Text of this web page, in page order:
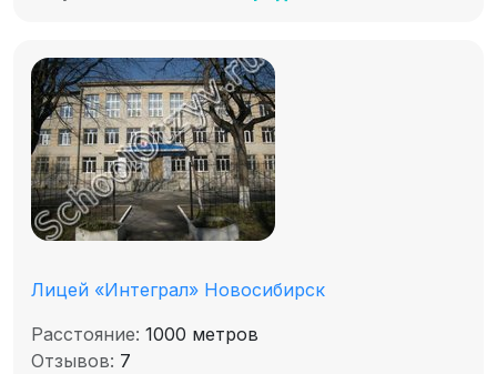
Лицей «Интеграл» Новосибирск
Расстояние: 1000 метров
Отзывов: 7